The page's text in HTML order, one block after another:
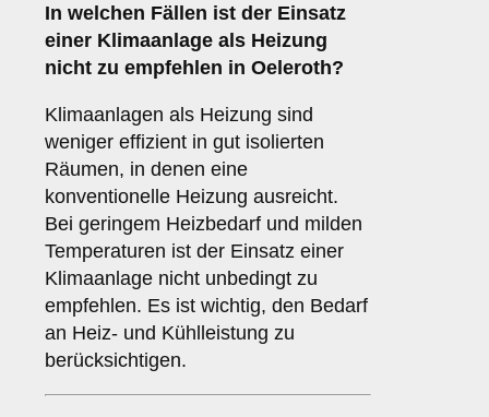
In welchen Fällen ist der Einsatz
einer Klimaanlage als Heizung
nicht zu empfehlen in Oeleroth?
Klimaanlagen als Heizung sind
weniger effizient in gut isolierten
Räumen, in denen eine
konventionelle Heizung ausreicht.
Bei geringem Heizbedarf und milden
Temperaturen ist der Einsatz einer
Klimaanlage nicht unbedingt zu
empfehlen. Es ist wichtig, den Bedarf
an Heiz- und Kühlleistung zu
berücksichtigen.